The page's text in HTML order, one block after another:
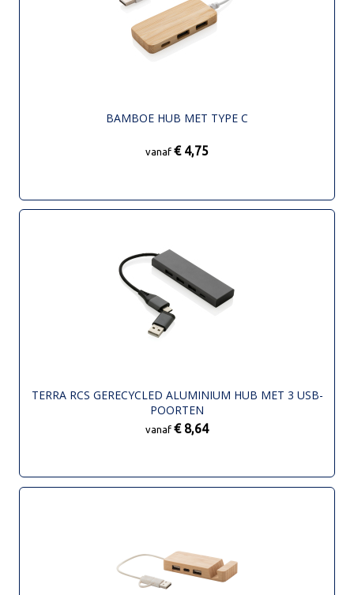
BAMBOE HUB MET TYPE C
vanaf € 4,75
TERRA RCS GERECYCLED ALUMINIUM HUB MET 3 USB-
POORTEN
vanaf € 8,64